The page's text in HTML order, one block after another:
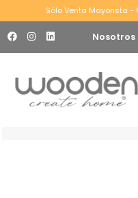
Sólo Venta Mayorista -
Nosotros